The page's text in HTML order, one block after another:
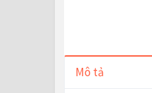
Mô tả